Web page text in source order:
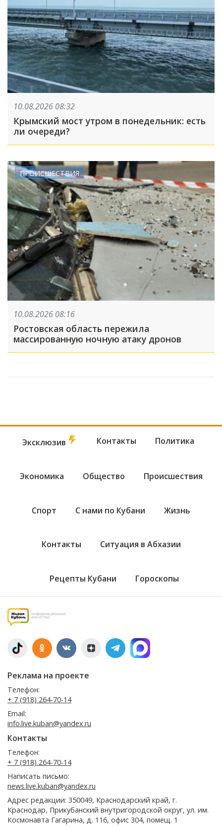
10.08.2026 08:32
Крымский мост утром в понедельник: есть
ли очереди?
ПРОИСШЕСТВИЯ
10.08.2026 08:16
Ростовская область пережила
массированную ночную атаку дронов
Эксклюзив Контакты Политика
Экономика Общество Происшествия
Спорт С нами по Кубани Жизнь
Контакты Ситуация в Абхазии
Рецепты Кубани Гороскопы
Реклама на проекте
Телефон:
+ 7 (918) 264-70-14
Email:
info.live.kuban@yandex.ru
Контакты
Телефон:
+ 7 (918) 264-70-14
Написать письмо:
news.live.kuban@yandex.ru
Адрес редакции: 350049, Краснодарский край, г.
Краснодар, Прикубанский внутригородской округ, ул. им.
Космонавта Гагарина, д. 116, офис 304, помещ. 1